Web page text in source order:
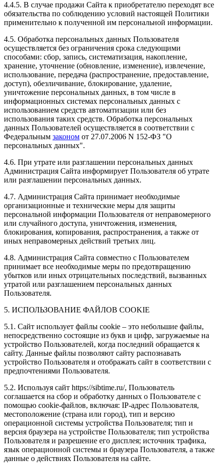
4.4.5. В случае продажи Сайта к приобретателю переходят все
обязательства по соблюдению условий настоящей Политики
применительно к полученной им персональной информации.
4.5. Обработка персональных данных Пользователя
осуществляется без ограничения срока следующими
способами: сбор, запись, систематизация, накопление,
хранение, уточнение (обновление, изменение), извлечение,
использование, передача (распространение, предоставление,
доступ), обезличивание, блокирование, удаление,
уничтожение персональных данных, в том числе в
информационных системах персональных данных с
использованием средств автоматизации или без
использования таких средств. Обработка персональных
данных Пользователей осуществляется в соответствии с
Федеральным законом от 27.07.2006 N 152-ФЗ "О
персональных данных".
4.6. При утрате или разглашении персональных данных
Администрация Сайта информирует Пользователя об утрате
или разглашении персональных данных.
4.7. Администрация Сайта принимает необходимые
организационные и технические меры для защиты
персональной информации Пользователя от неправомерного
или случайного доступа, уничтожения, изменения,
блокирования, копирования, распространения, а также от
иных неправомерных действий третьих лиц.
4.8. Администрация Сайта совместно с Пользователем
принимает все необходимые меры по предотвращению
убытков или иных отрицательных последствий, вызванных
утратой или разглашением персональных данных
Пользователя.
5. ИСПОЛЬЗОВАНИЕ ФАЙЛОВ COOKIE
5.1. Сайт использует файлы cookie – это небольшие файлы,
непосредственно состоящие из букв и цифр, загружаемые на
устройство Пользователей, когда последний обращается к
сайту. Данные файлы позволяют сайту распознавать
устройство Пользователя и отображать сайт в соответствии с
предпочтениями Пользователя.
5.2. Используя сайт https://sibtime.ru/, Пользователь
соглашается на сбор и обработку данных о Пользователе с
помощью cookie-файлов, включая: IP-адрес Пользователя,
местоположение (страна или город), тип и версию
операционной системы устройства Пользователя; тип и
версия браузера на устройстве Пользователя; тип устройства
Пользователя и разрешение его дисплея; источник трафика,
язык операционной системы и браузера Пользователя, а также
данные о действиях Пользователя на сайте.